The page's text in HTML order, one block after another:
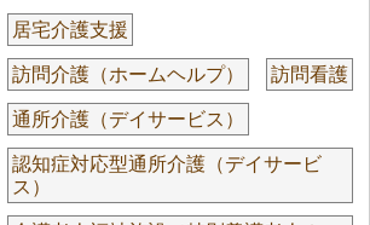
居宅介護支援
訪問介護（ホームヘルプ） 訪問看護
通所介護（デイサービス）
認知症対応型通所介護（デイサービ
ス）